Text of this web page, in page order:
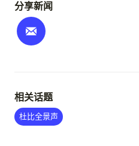
分享新闻
相关话题
杜比全景声